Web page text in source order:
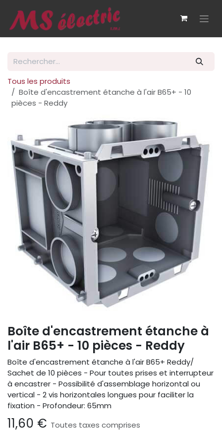
Tous les produits
Boîte d'encastrement étanche à l'air B65+ - 10
pièces - Reddy
Boîte d'encastrement étanche à
l'air B65+ - 10 pièces - Reddy
Boîte d'encastrement étanche à l'air B65+ Reddy/
Sachet de 10 pièces - Pour toutes prises et interrupteur
à encastrer - Possibilité d'assemblage horizontal ou
vertical - 2 vis horizontales longues pour faciliter la
fixation - Profondeur: 65mm
11,60 € Toutes taxes comprises